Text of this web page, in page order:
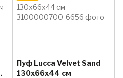
Пуф Lucca Velvet Sand
130x66x44 см